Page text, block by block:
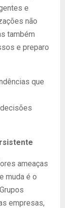
e
não
também
e preparo
que
ameaças
muda é o
empresas,